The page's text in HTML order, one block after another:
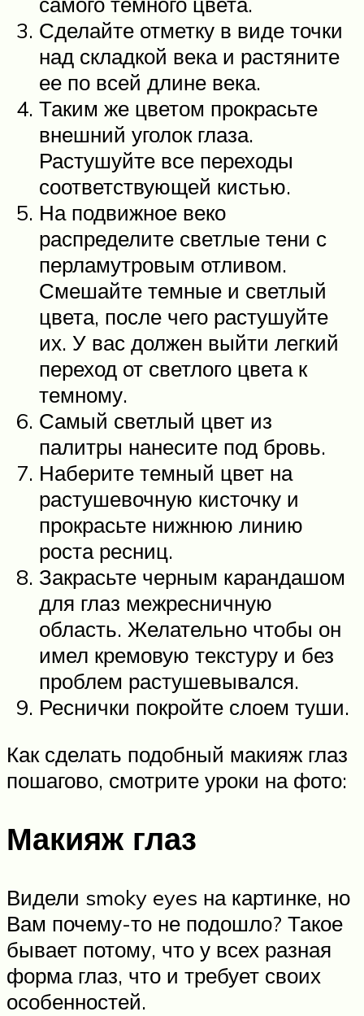
Сделайте отметку в виде точки
над складкой века и растяните
ее по всей длине века.
Таким же цветом прокрасьте
внешний уголок глаза.
Растушуйте все переходы
соответствующей кистью.
На подвижное веко
распределите светлые тени с
перламутровым отливом.
Смешайте темные и светлый
цвета, после чего растушуйте
их. У вас должен выйти легкий
переход от светлого цвета к
темному.
Самый светлый цвет из
палитры нанесите под бровь.
Наберите темный цвет на
растушевочную кисточку и
прокрасьте нижнюю линию
роста ресниц.
Закрасьте черным карандашом
для глаз межресничную
область. Желательно чтобы он
имел кремовую текстуру и без
проблем растушевывался.
Реснички покройте слоем туши.
Как сделать подобный макияж глаз
пошагово, смотрите уроки на фото:
Макияж глаз
Видели smoky eyes на картинке, но
Вам почему-то не подошло? Такое
бывает потому, что у всех разная
форма глаз, что и требует своих
особенностей.